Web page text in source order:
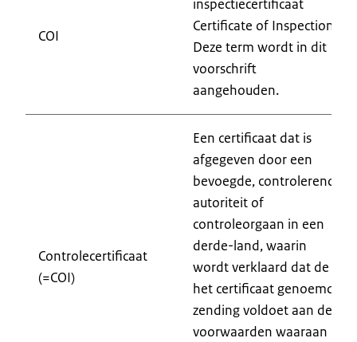
COI
inspectiecertificaat
Certificate of Inspection.
Deze term wordt in dit
voorschrift
aangehouden.
Controlecertificaat
(=COI)
Een certificaat dat is
afgegeven door een
bevoegde, controlerende
autoriteit of
controleorgaan in een
derde-land, waarin
wordt verklaard dat de in
het certificaat genoemde
zending voldoet aan de
voorwaarden waaraan